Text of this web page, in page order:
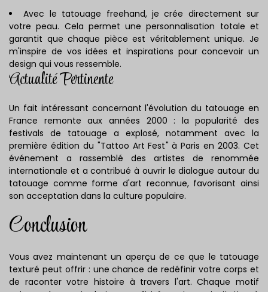
Avec le tatouage freehand, je crée directement sur
votre peau. Cela permet une personnalisation totale et
garantit que chaque pièce est véritablement unique. Je
m'inspire de vos idées et inspirations pour concevoir un
design qui vous ressemble.
Actualité Pertinente
Un fait intéressant concernant l'évolution du tatouage en
France remonte aux années 2000 : la popularité des
festivals de tatouage a explosé, notamment avec la
première édition du "Tattoo Art Fest" à Paris en 2003. Cet
événement a rassemblé des artistes de renommée
internationale et a contribué à ouvrir le dialogue autour du
tatouage comme forme d'art reconnue, favorisant ainsi
son acceptation dans la culture populaire.
Conclusion
Vous avez maintenant un aperçu de ce que le tatouage
texturé peut offrir : une chance de redéfinir votre corps et
de raconter votre histoire à travers l'art. Chaque motif